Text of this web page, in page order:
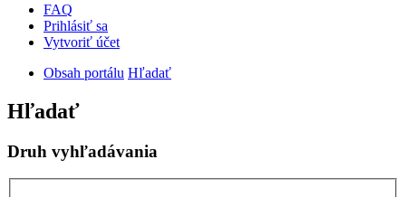
FAQ
Prihlásiť sa
Vytvoriť účet
Obsah portálu Hľadať
Hľadať
Druh vyhľadávania